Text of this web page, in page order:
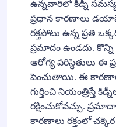
ఉన్నవారిలో కిడ్నీ
ప్రధాన కారణాలు
రక్తపోటు ఉన్న ప్రతి
ప్రమాదం ఉండదు. కొన్ని
ఆరోగ్య పరిస్థితులు ఈ
పెంచుతాయి. ఈ
గుర్తించి నియంత్రిస్తే
రక్షించుకోవచ్చు.
కారణాలు రక్తంలో